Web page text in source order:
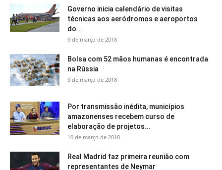
Governo inicia calendário de visitas
técnicas aos aeródromos e aeroportos
do...
9 de março de 2018
Bolsa com 52 mãos humanas é encontrada
na Rússia
9 de março de 2018
Por transmissão inédita, municípios
amazonenses recebem curso de
elaboração de projetos...
10 de março de 2018
Real Madrid faz primeira reunião com
representantes de Neymar